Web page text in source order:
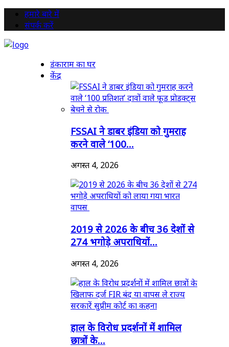
हमारे बारे में
संपर्क करें
डंकाराम का घर
केंद्र
FSSAI ने डाबर इंडिया को गुमराह
करने वाले ‘100...
अगस्त 4, 2026
2019 से 2026 के बीच 36 देशों से
274 भगोड़े अपराधियों...
अगस्त 4, 2026
हाल के विरोध प्रदर्शनों में शामिल
छात्रों के...